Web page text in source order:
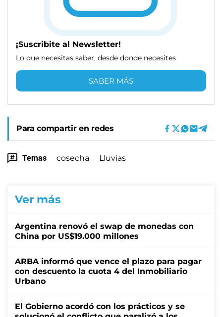
¡Suscribite al Newsletter!
Lo que necesitas saber, desde donde necesites
SABER MÁS
Para compartir en redes
Temas cosecha Lluvias
Ver más
Argentina renovó el swap de monedas con
China por US$19.000 millones
ARBA informó que vence el plazo para pagar
con descuento la cuota 4 del Inmobiliario
Urbano
El Gobierno acordó con los prácticos y se